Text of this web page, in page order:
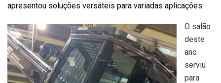
apresentou soluções versáteis para variadas aplicações.
O salão
deste
ano
serviu
para